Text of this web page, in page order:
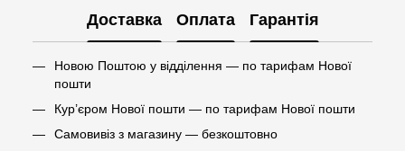
Доставка Оплата Гарантія
Новою Поштою у відділення — по тарифам Нової
пошти
Кур’єром Нової пошти — по тарифам Нової пошти
Самовивіз з магазину — безкоштовно